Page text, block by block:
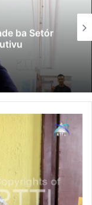
ba Setór